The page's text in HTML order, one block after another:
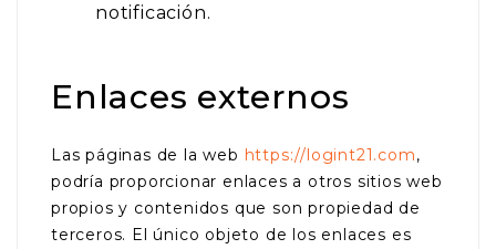
notificación.
Enlaces externos
Las páginas de la web https://logint21.com,
podría proporcionar enlaces a otros sitios web
propios y contenidos que son propiedad de
terceros. El único objeto de los enlaces es